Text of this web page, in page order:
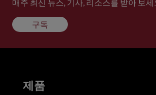
매주 최신 뉴스, 기사, 리소스를 받아 보세
구독
제품